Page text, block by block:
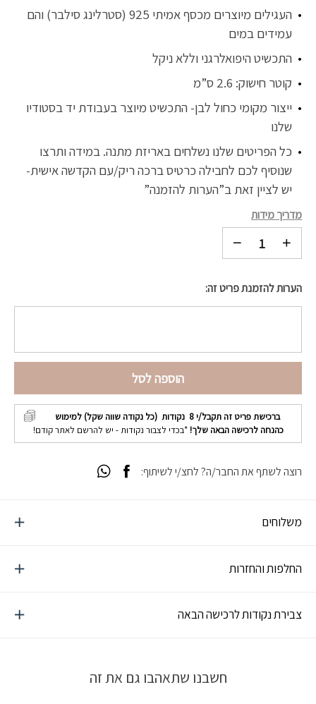
העגילים מיוצרים מכסף אמיתי 925 (סטרלינג סילבר) והם
עמידים במים
התכשיט היפואלרגני וללא ניקל
קוטר חישוק: 2.6 ס”מ
ייצור מקומי כחול לבן- התכשיט מיוצר בעבודת יד בסטודיו
שלנו
כל הפריטים שלנו נשלחים באריזת מתנה. במידה ותרצו
שנוסיף לכם לחבילה כרטיס ברכה ריק/עם הקדשה אישית-
יש לציין זאת ב”הערות להזמנה”
מדריך מידות
הערות להזמנת פריט זה:
הוספה לסל
ברכישת פריט זה תקבל/י8 נקודות (כל נקודה שווה שקל) למימוש
כהנחה לרכישה הבאה שלך! *בכדי לצבור נקודות - יש להרשם לאתר קודם!
משלוחים
החלפות והחזרות
צבירת נקודות לרכישה הבאה
רוצה לשתף את החבר/ה? לחצ/י לשיתוף:
חשבנו שתאהבו גם את זה